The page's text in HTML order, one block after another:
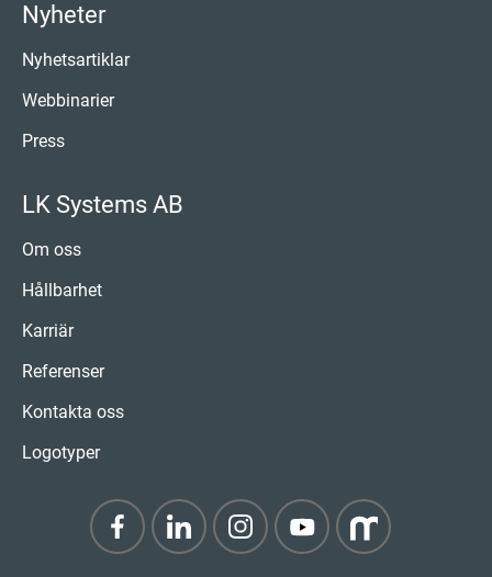
Nyheter
Nyhetsartiklar
Webbinarier
Press
LK Systems AB
Om oss
Hållbarhet
Karriär
Referenser
Kontakta oss
Logotyper